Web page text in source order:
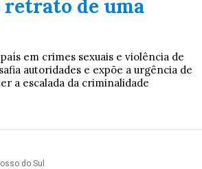
retrato de uma
em crimes sexuais e violência de
autoridades e expõe a urgência de
a escalada da criminalidade
do Sul